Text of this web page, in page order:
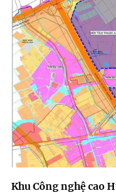
Khu Công nghệ cao